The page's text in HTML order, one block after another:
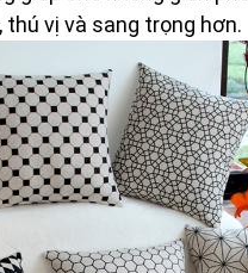
thú vị và sang trọng hơn.